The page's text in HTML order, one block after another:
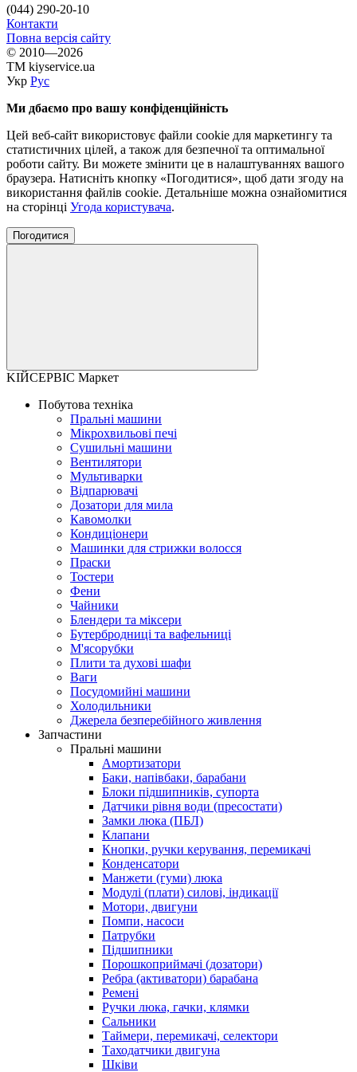
(044) 290-20-10
Контакти
Повна версія сайту
© 2010—2026
TM kiyservice.ua
Укр Рус
Ми дбаємо про вашу конфіденційність
Цей веб-сайт використовує файли cookie для маркетингу та
статистичних цілей, а також для безпечної та оптимальної
роботи сайту. Ви можете змінити це в налаштуваннях вашого
браузера. Натисніть кнопку «Погодитися», щоб дати згоду на
використання файлів cookie. Детальніше можна ознайомитися
на сторінці Угода користувача.
Погодитися
KІЙСЕРВІС Маркет
Побутова техніка
Пральні машини
Мікрохвильові печі
Сушильні машини
Вентилятори
Мультиварки
Відпарювачі
Дозатори для мила
Кавомолки
Кондиціонери
Машинки для стрижки волосся
Праски
Тостери
Фени
Чайники
Блендери та міксери
Бутербродниці та вафельниці
М'ясорубки
Плити та духові шафи
Ваги
Посудомийні машини
Холодильники
Джерела безперебійного живлення
Запчастини
Пральні машини
Амортизатори
Баки, напівбаки, барабани
Блоки підшипників, супорта
Датчики рівня води (пресостати)
Замки люка (ПБЛ)
Клапани
Кнопки, ручки керування, перемикачі
Конденсатори
Манжети (гуми) люка
Модулі (плати) силові, індикації
Мотори, двигуни
Помпи, насоси
Патрубки
Підшипники
Порошкоприймачі (дозатори)
Ребра (активатори) барабана
Ремені
Ручки люка, гачки, клямки
Сальники
Таймери, перемикачі, селектори
Таходатчики двигуна
Шківи